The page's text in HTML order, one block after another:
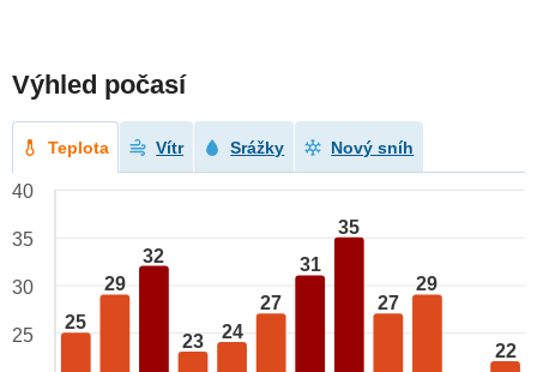
Výhled počasí
Teplota Vítr Srážky Nový sníh
25
29
32
23 24
27
31
35
27
29
22
40
35
30
25